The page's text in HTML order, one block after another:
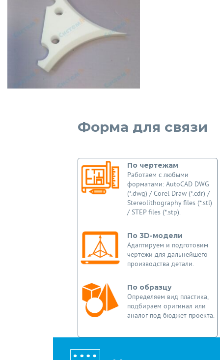
Форма для связи
По чертежам
Работаем с любыми
форматами: AutoCAD DWG
(*.dwg) / Corel Draw (*.cdr) /
Stereolithography files (*.stl)
/ STEP files (*.stp).
По 3D-модели
Адаптируем и подготовим
чертежи для дальнейшего
производства детали.
По образцу
Определяем вид пластика,
подбираем оригинал или
аналог под бюджет проекта.